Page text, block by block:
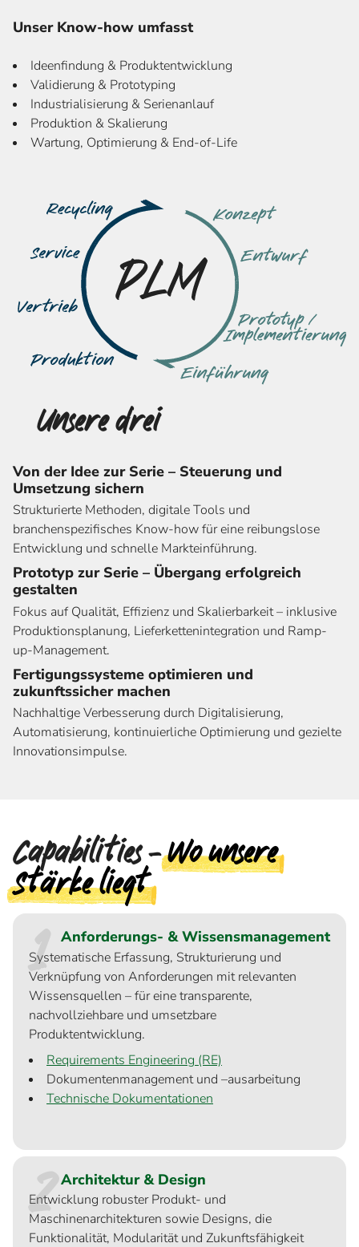
Unser Know-how umfasst
Ideenfindung & Produktentwicklung
Validierung & Prototyping
Industrialisierung & Serienanlauf
Produktion & Skalierung
Wartung, Optimierung & End-of-Life
Unsere drei
Von der Idee zur Serie – Steuerung und
Umsetzung sichern
Strukturierte Methoden, digitale Tools und
branchenspezifisches Know-how für eine reibungslose
Entwicklung und schnelle Markteinführung.
Prototyp zur Serie – Übergang erfolgreich
gestalten
Fokus auf Qualität, Effizienz und Skalierbarkeit – inklusive
Produktionsplanung, Lieferkettenintegration und Ramp-
up-Management.
Fertigungssysteme optimieren und
zukunftssicher machen
Nachhaltige Verbesserung durch Digitalisierung,
Automatisierung, kontinuierliche Optimierung und gezielte
Innovationsimpulse.
Capabilities –Wo unsere
Stärke liegt
1 Anforderungs- & Wissensmanagement
Systematische Erfassung, Strukturierung und
Verknüpfung von Anforderungen mit relevanten
Wissensquellen – für eine transparente,
nachvollziehbare und umsetzbare
Produktentwicklung.
Requirements Engineering (RE)
Dokumentenmanagement und –ausarbeitung
Technische Dokumentationen
2Architektur & Design
Entwicklung robuster Produkt- und
Maschinenarchitekturen sowie Designs, die
Funktionalität, Modularität und Zukunftsfähigkeit